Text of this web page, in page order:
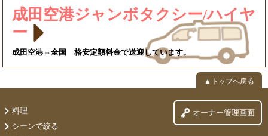
成田空港ジャンボタクシー/ハイヤ
ー
成田空港⇔全国 格安定額料金で送迎しています。
▲トップへ戻る
料理
シーンで絞る
オーナー管理画面